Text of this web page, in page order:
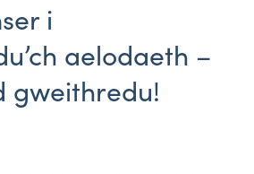
i
aelodaeth –
gweithredu!